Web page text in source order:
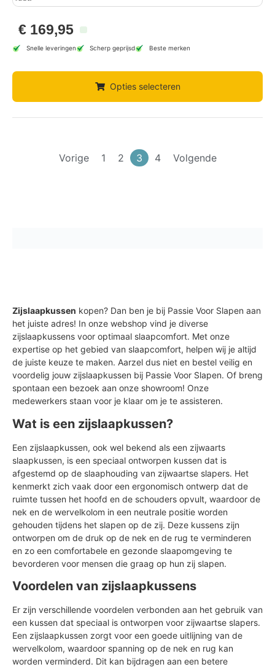
€ 169,95
Snelle leveringen Scherp geprijsd Beste merken
Opties selecteren
Vorige 1 2 3 4 Volgende
Zijslaapkussen kopen? Dan ben je bij Passie Voor Slapen aan
het juiste adres! In onze webshop vind je diverse
zijslaapkussens voor optimaal slaapcomfort. Met onze
expertise op het gebied van slaapcomfort, helpen wij je altijd
de juiste keuze te maken. Aarzel dus niet en bestel veilig en
voordelig jouw zijslaapkussen bij Passie Voor Slapen. Of breng
spontaan een bezoek aan onze showroom! Onze
medewerkers staan voor je klaar om je te assisteren.
Wat is een zijslaapkussen?
Een zijslaapkussen, ook wel bekend als een zijwaarts
slaapkussen, is een speciaal ontworpen kussen dat is
afgestemd op de slaaphouding van zijwaartse slapers. Het
kenmerkt zich vaak door een ergonomisch ontwerp dat de
ruimte tussen het hoofd en de schouders opvult, waardoor de
nek en de wervelkolom in een neutrale positie worden
gehouden tijdens het slapen op de zij. Deze kussens zijn
ontworpen om de druk op de nek en de rug te verminderen
en zo een comfortabele en gezonde slaapomgeving te
bevorderen voor mensen die graag op hun zij slapen.
Voordelen van zijslaapkussens
Er zijn verschillende voordelen verbonden aan het gebruik van
een kussen dat speciaal is ontworpen voor zijwaartse slapers.
Een zijslaapkussen zorgt voor een goede uitlijning van de
wervelkolom, waardoor spanning op de nek en rug kan
worden verminderd. Dit kan bijdragen aan een betere